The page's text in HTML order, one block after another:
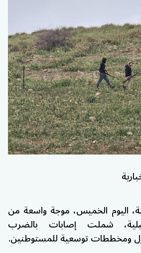
اليوم الخميس، موجة واسعة من
شملت إصابات بالضرب
ومخططات توسعية للمستوطنين.